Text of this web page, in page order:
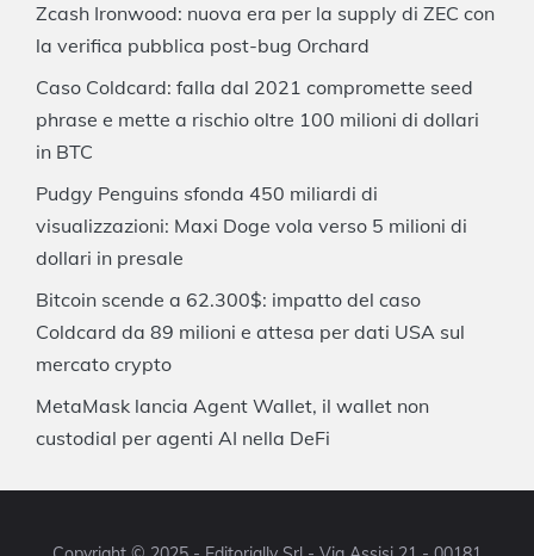
Zcash Ironwood: nuova era per la supply di ZEC con
la verifica pubblica post-bug Orchard
Caso Coldcard: falla dal 2021 compromette seed
phrase e mette a rischio oltre 100 milioni di dollari
in BTC
Pudgy Penguins sfonda 450 miliardi di
visualizzazioni: Maxi Doge vola verso 5 milioni di
dollari in presale
Bitcoin scende a 62.300$: impatto del caso
Coldcard da 89 milioni e attesa per dati USA sul
mercato crypto
MetaMask lancia Agent Wallet, il wallet non
custodial per agenti AI nella DeFi